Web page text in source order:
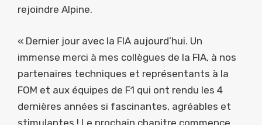
rejoindre Alpine.
« Dernier jour avec la FIA aujourd’hui. Un
immense merci à mes collègues de la FIA, à nos
partenaires techniques et représentants à la
FOM et aux équipes de F1 qui ont rendu les 4
dernières années si fascinantes, agréables et
stimulantes ! Le prochain chapitre commence